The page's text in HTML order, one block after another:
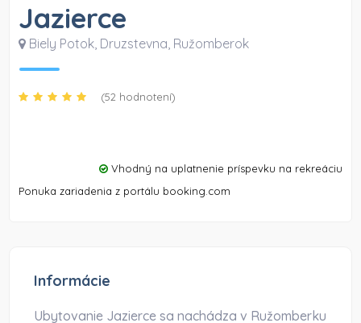
Jazierce
Biely Potok, Druzstevna, Ružomberok
(52 hodnotení)
Vhodný na uplatnenie príspevku na rekreáciu
Ponuka zariadenia z portálu booking.com
Informácie
Ubytovanie Jazierce sa nachádza v Ružomberku